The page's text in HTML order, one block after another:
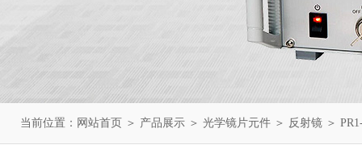
当前位置： 网站首页 ＞ 产品展示 ＞ 光学镜片元件 ＞ 反射镜 ＞